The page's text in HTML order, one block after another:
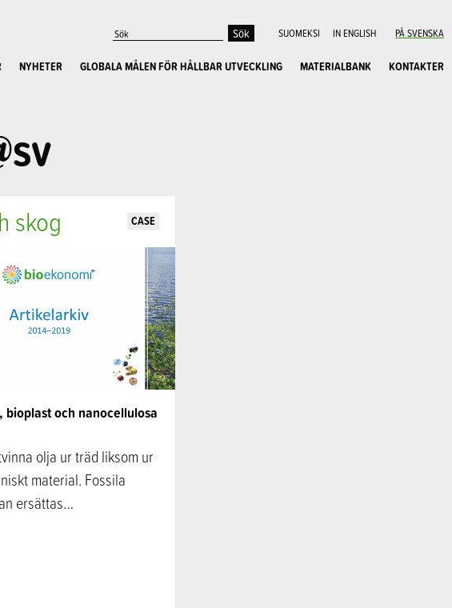
SUOMEKSI IN ENGLISH PÅ SVENSKA
NYHETER GLOBALA MÅLEN FÖR HÅLLBAR UTVECKLING MATERIALBANK KONTAKTER
bioplast och nanocellulosa
skog CASE
olja ur träd liksom ur
material. Fossila
ersättas…